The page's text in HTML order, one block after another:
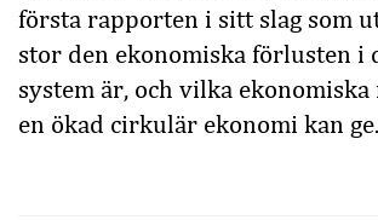
första rapporten i sitt slag som
stor den ekonomiska förlusten i
system är, och vilka
en ökad cirkulär ekonomi kan ge.